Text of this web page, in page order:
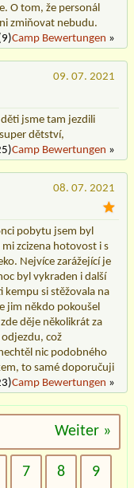
O tom, že personál
zmiňovat nebudu.
Camp Bewertungen »
09. 07. 2021
jsme tam jezdili
dětství,
Camp Bewertungen »
08. 07. 2021
pobytu jsem byl
zcizena hotovost i s
Nejvíce zarážející je
byl vykraden i další
kempu si stěžovala na
jim někdo pokoušel
děje několikrát za
což
nic podobného
to samé doporučuji
Camp Bewertungen »
Weiter »
7 8 9